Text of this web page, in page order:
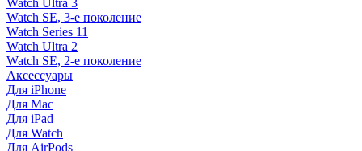
Watch Ultra 3
Watch SE, 3-е поколение
Watch Series 11
Watch Ultra 2
Watch SE, 2-е поколение
Аксессуары
Для iPhone
Для Mac
Для iPad
Для Watch
Для AirPods